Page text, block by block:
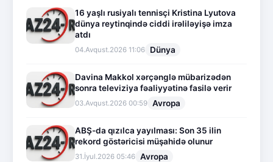
16 yaşlı rusiyalı tennisçi Kristina Lyutova
dünya reytinqində ciddi irəliləyişə imza
atdı
04.Avqust.2026 11:06 Dünya
Davina Makkol xərçənglə mübarizədən
sonra televiziya fəaliyyətinə fasilə verir
03.Avqust.2026 00:59 Avropa
ABŞ-da qızılca yayılması: Son 35 ilin
rekord göstəricisi müşahidə olunur
31.İyul.2026 05:46 Avropa